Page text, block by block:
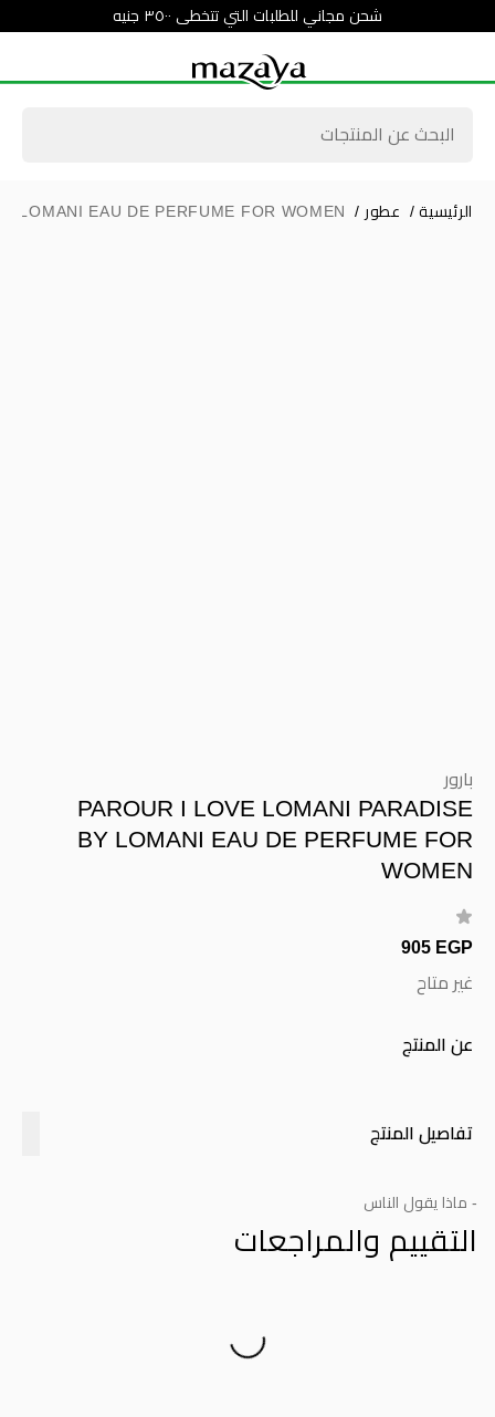
شحن مجاني للطلبات التي تتخطى ٣٥٠٠ جنيه
الرئيسية / عطور /
LOMANI EAU DE PERFUME FOR WOMEN
بارور
PAROUR I LOVE LOMANI PARADISE
BY LOMANI EAU DE PERFUME FOR
WOMEN
905 EGP
غير متاح
عن المنتج
تفاصيل المنتج
- ماذا يقول الناس
التقييم والمراجعات